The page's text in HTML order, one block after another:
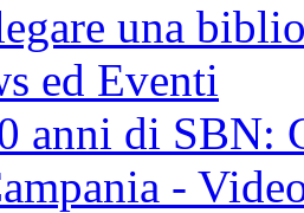
una
ed Eventi
anni di SBN:
-